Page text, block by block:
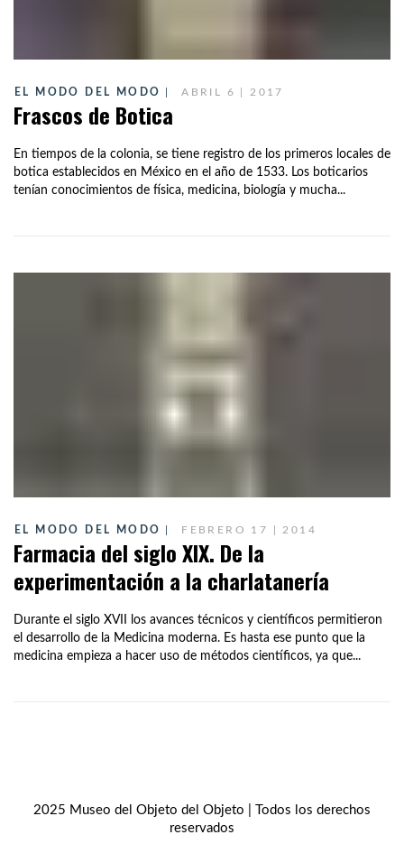
EL MODO DEL MODO ABRIL 6 | 2017
Frascos de Botica
En tiempos de la colonia, se tiene registro de los primeros locales de
botica establecidos en México en el año de 1533. Los boticarios
tenían conocimientos de física, medicina, biología y mucha...
EL MODO DEL MODO FEBRERO 17 | 2014
Farmacia del siglo XIX. De la
experimentación a la charlatanería
Durante el siglo XVII los avances técnicos y científicos permitieron
el desarrollo de la Medicina moderna. Es hasta ese punto que la
medicina empieza a hacer uso de métodos científicos, ya que...
2025 Museo del Objeto del Objeto | Todos los derechos
reservados